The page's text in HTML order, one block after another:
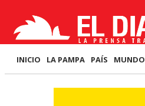
INICIO LA PAMPA PAÍS MUNDO